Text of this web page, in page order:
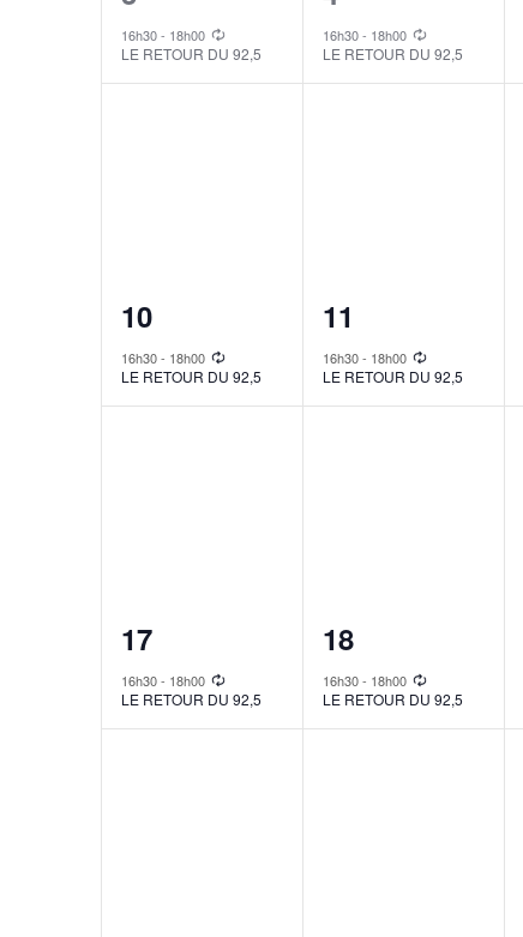
event,
16h30- 18h00
LE RETOUR DU 92,5
event,
16h30- 18h00
LE RETOUR DU 92,5
1
event,
10
16h30- 18h00
LE RETOUR DU 92,5
1
event,
11
16h30- 18h00
LE RETOUR DU 92,5
1
event,
17
16h30- 18h00
LE RETOUR DU 92,5
1
event,
18
16h30- 18h00
LE RETOUR DU 92,5